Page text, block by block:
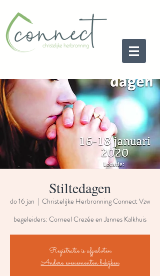
Stiltedagen
do 16 jan
  |
Christelijke Herbronning Connect Vzw
Registratie is afgesloten
Andere evenementen bekijken